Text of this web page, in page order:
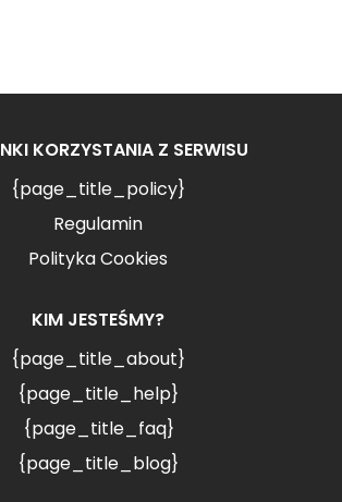
KORZYSTANIA Z SERWISU
{page_title_policy}
Regulamin
Polityka Cookies
KIM JESTEŚMY?
{page_title_about}
{page_title_help}
{page_title_faq}
{page_title_blog}